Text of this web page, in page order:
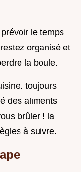
le temps
organisé et
la boule.
toujours
des aliments
brûler ! la
à suivre.